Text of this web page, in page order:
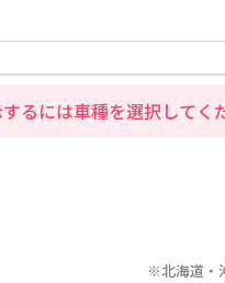
るには車種を選択してく
※北海道・